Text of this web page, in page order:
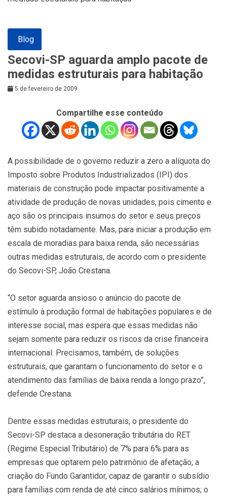
Blog
Secovi-SP aguarda amplo pacote de
medidas estruturais para habitação
5 de fevereiro de 2009
Compartilhe esse conteúdo
A possibilidade de o governo reduzir a zero a alíquota do
Imposto sobre Produtos Industrializados (IPI) dos
materiais de construção pode impactar positivamente a
atividade de produção de novas unidades, pois cimento e
aço são os principais insumos do setor e seus preços
têm subido notadamente. Mas, para iniciar a produção em
escala de moradias para baixa renda, são necessárias
outras medidas estruturais, de acordo com o presidente
do Secovi-SP, João Crestana.
“O setor aguarda ansioso o anúncio do pacote de
estímulo à produção formal de habitações populares e de
interesse social, mas espera que essas medidas não
sejam somente para reduzir os riscos da crise financeira
internacional. Precisamos, também, de soluções
estruturais, que garantam o funcionamento do setor e o
atendimento das famílias de baixa renda a longo prazo”,
defende Crestana.
Dentre essas medidas estruturais, o presidente do
Secovi-SP destaca a desoneração tributária do RET
(Regime Especial Tributário) de 7% para 6% para as
empresas que optarem pelo patrimônio de afetação; a
criação do Fundo Garantidor, capaz de garantir o subsídio
para famílias com renda de até cinco salários mínimos; o